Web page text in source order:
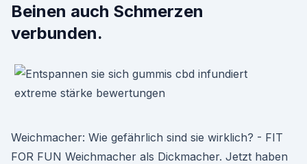
Beinen auch Schmerzen
verbunden.
Weichmacher: Wie gefährlich sind sie wirklich? - FIT
FOR FUN Weichmacher als Dickmacher. Jetzt haben